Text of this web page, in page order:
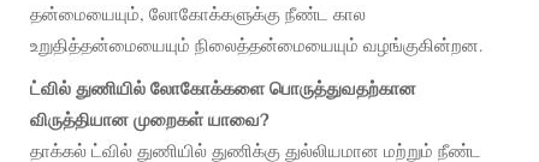
தன்மையையும், லோகோக்களுக்கு நீண்ட கால
உறுதித்தன்மையையும் நிலைத்தன்மையையும் வழங்குகின்றன.
ட்வில் துணியில் லோகோக்களை பொருத்துவதற்கான
விருத்தியான முறைகள் யாவை?
தாக்கல் ட்வில் துணியில் துணிக்கு துல்லியமான மற்றும் நீண்ட